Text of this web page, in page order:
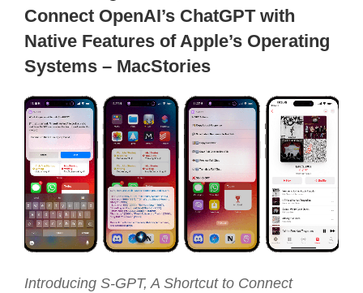
Connect OpenAI’s ChatGPT with
Native Features of Apple’s Operating
Systems – MacStories
Introducing S-GPT, A Shortcut to Connect